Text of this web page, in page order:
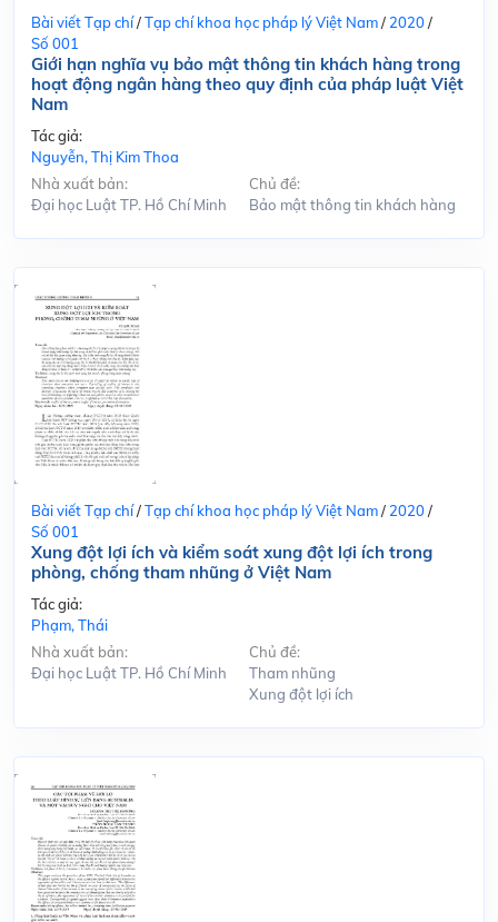
Bài viết Tạp chí/Tạp chí khoa học pháp lý Việt Nam/ 2020/
Số 001
Giới hạn nghĩa vụ bảo mật thông tin khách hàng trong
hoạt động ngân hàng theo quy định của pháp luật Việt
Nam
Tác giả:
Nguyễn, Thị Kim Thoa
Nhà xuất bản:
Đại học Luật TP. Hồ Chí Minh
Chủ đề:
Bảo mật thông tin khách hàng
Bài viết Tạp chí/Tạp chí khoa học pháp lý Việt Nam/ 2020/
Số 001
Xung đột lợi ích và kiểm soát xung đột lợi ích trong
phòng, chống tham nhũng ở Việt Nam
Tác giả:
Phạm, Thái
Nhà xuất bản:
Đại học Luật TP. Hồ Chí Minh
Chủ đề:
Tham nhũng
Xung đột lợi ích